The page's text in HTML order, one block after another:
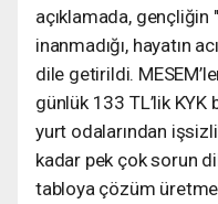
açıklamada,
inanmadığı, hayatın
dile getirildi.
günlük 133 TL’lik
yurt odalarından
kadar pek çok sorun
tabloya çözüm